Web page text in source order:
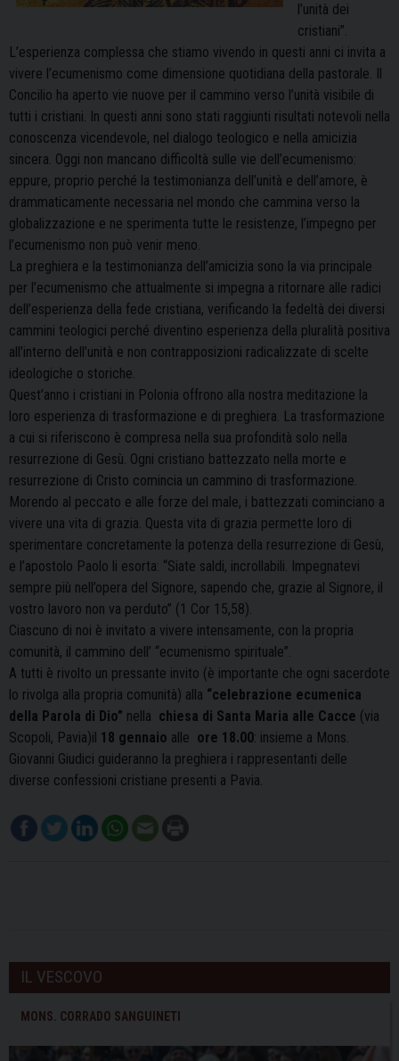
l’unità dei
cristiani”.
L’esperienza complessa che stiamo vivendo in questi anni ci invita a
vivere l’ecumenismo come dimensione quotidiana della pastorale. Il
Concilio ha aperto vie nuove per il cammino verso l’unità visibile di
tutti i cristiani. In questi anni sono stati raggiunti risultati notevoli nella
conoscenza vicendevole, nel dialogo teologico e nella amicizia
sincera. Oggi non mancano difficoltà sulle vie dell’ecumenismo:
eppure, proprio perché la testimonianza dell’unità e dell’amore, è
drammaticamente necessaria nel mondo che cammina verso la
globalizzazione e ne sperimenta tutte le resistenze, l’impegno per
l’ecumenismo non può venir meno.
La preghiera e la testimonianza dell’amicizia sono la via principale
per l’ecumenismo che attualmente si impegna a ritornare alle radici
dell’esperienza della fede cristiana, verificando la fedeltà dei diversi
cammini teologici perché diventino esperienza della pluralità positiva
all’interno dell’unità e non contrapposizioni radicalizzate di scelte
ideologiche o storiche.
Quest’anno i cristiani in Polonia offrono alla nostra meditazione la
loro esperienza di trasformazione e di preghiera. La trasformazione
a cui si riferiscono è compresa nella sua profondità solo nella
resurrezione di Gesù. Ogni cristiano battezzato nella morte e
resurrezione di Cristo comincia un cammino di trasformazione.
Morendo al peccato e alle forze del male, i battezzati cominciano a
vivere una vita di grazia. Questa vita di grazia permette loro di
sperimentare concretamente la potenza della resurrezione di Gesù,
e l’apostolo Paolo li esorta: “Siate saldi, incrollabili. Impegnatevi
sempre più nell’opera del Signore, sapendo che, grazie al Signore, il
vostro lavoro non va perduto” (1 Cor 15,58).
Ciascuno di noi è invitato a vivere intensamente, con la propria
comunità, il cammino dell’ “ecumenismo spirituale”.
A tutti è rivolto un pressante invito (è importante che ogni sacerdote
lo rivolga alla propria comunità) alla “celebrazione ecumenica
della Parola di Dio” nella chiesa di Santa Maria alle Cacce (via
Scopoli, Pavia)il 18 gennaio alle ore 18.00: insieme a Mons.
Giovanni Giudici guideranno la preghiera i rappresentanti delle
diverse confessioni cristiane presenti a Pavia.
IL VESCOVO
MONS. CORRADO SANGUINETI